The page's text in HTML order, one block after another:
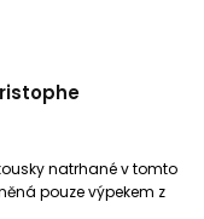
natrhané v tomto
pouze výpekem z